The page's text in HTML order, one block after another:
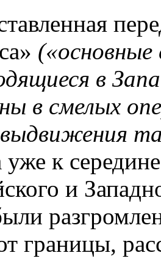
(«основные
в
в смелых
к
и
границы,